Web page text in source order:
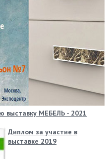
выставку МЕБЕЛЬ - 2021
Диплом за участие в
выставке 2019